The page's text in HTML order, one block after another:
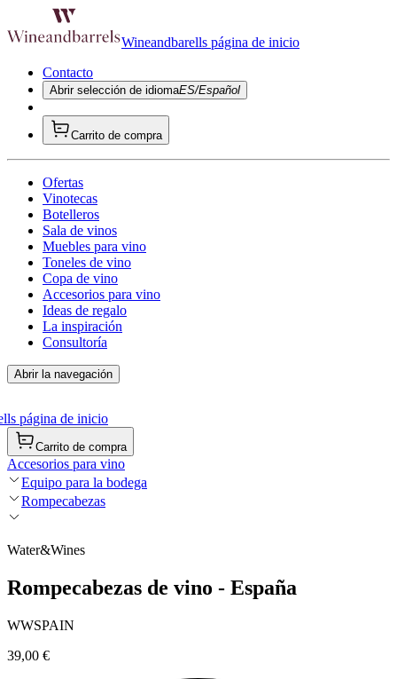
Wineandbarells página de inicio
Contacto
Abrir selección de idiomaES/Español
Carrito de compra
Ofertas
Vinotecas
Botelleros
Sala de vinos
Muebles para vino
Toneles de vino
Copa de vino
Accesorios para vino
Ideas de regalo
La inspiración
Consultoría
Abrir la navegación
página de inicio
Carrito de compra
Accesorios para vino
Equipo para la bodega
Rompecabezas
Water&Wines
Rompecabezas de vino - España
WWSPAIN
39,00 €